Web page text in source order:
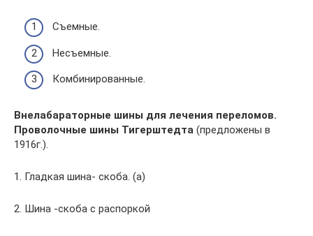
Съемные.
Несъемные.
Комбинированные.
Внелабараторные шины для лечения переломов.
Проволочные шины Тигерштедта (предложены в
1916г.).
1. Гладкая шина- скоба. (а)
2. Шина -скоба с распоркой